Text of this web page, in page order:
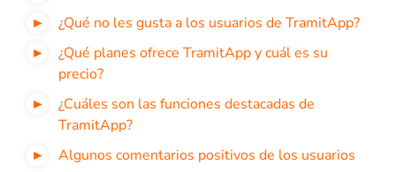
¿Qué no les gusta a los usuarios de TramitApp?
¿Qué planes ofrece TramitApp y cuál es su
precio?
¿Cuáles son las funciones destacadas de
TramitApp?
Algunos comentarios positivos de los usuarios